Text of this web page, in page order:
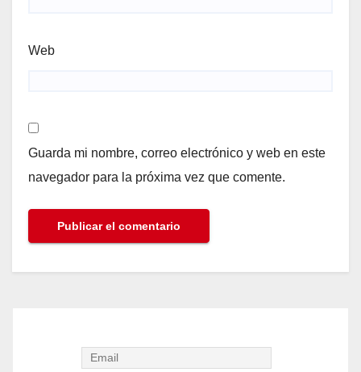
Web
Guarda mi nombre, correo electrónico y web en este
navegador para la próxima vez que comente.